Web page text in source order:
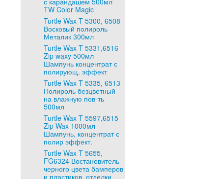
TW Color Magic
Turtle Wax T 5300, 6508
Восковый полироль
Металик 300мл
Turtle Wax T 5331,6516
Zip waxy 500мл
Шампунь концентрат с
полирующ. эффект
Turtle Wax T 5335, 6513
Полироль безцветный
на влажную пов-ть
500мл
Turtle Wax T 5597,6515
Zip Wax 1000мл
Шампунь, концентрат с
полир эффект.
Turtle Wax T 5655,
FG6324 Востановитель
черного цвета бамперов
и пластиков. отделки